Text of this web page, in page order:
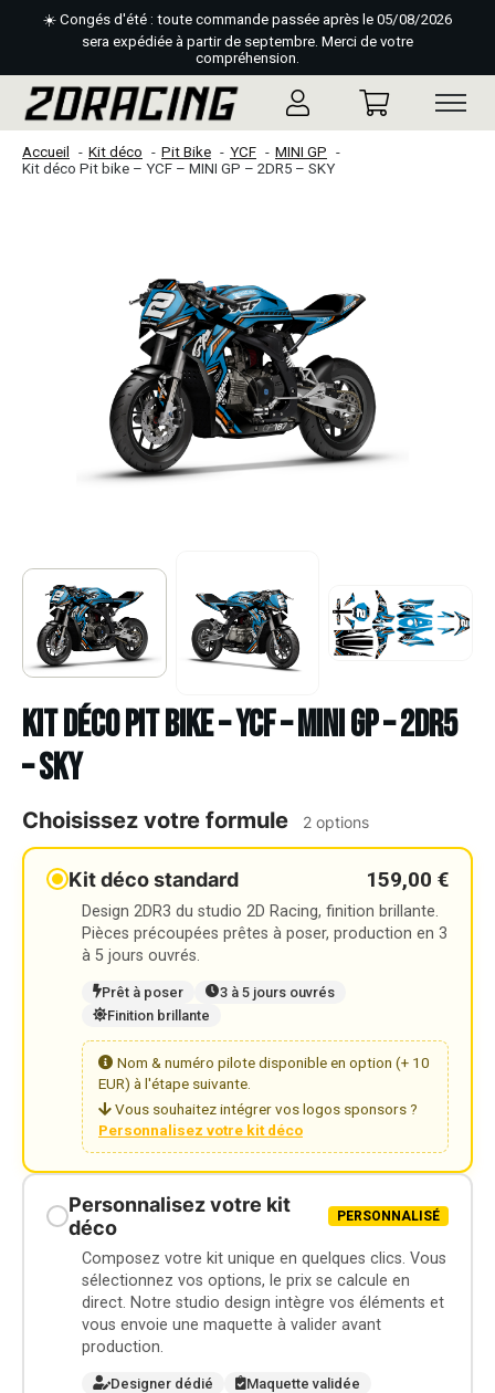
☀️ Congés d'été : toute commande passée après le 05/08/2026
sera expédiée à partir de septembre. Merci de votre
compréhension.
Accueil Kit déco Pit Bike YCF
MINI GP
Kit déco Pit bike – YCF – MINI GP – 2DR5 – SKY
Kit déco Pit bike – YCF – MINI GP – 2DR5
– SKY
Choisissez votre formule 2 options
Kit déco standard 159,00 €
Design 2DR3 du studio 2D Racing, finition brillante.
Pièces précoupées prêtes à poser, production en 3
à 5 jours ouvrés.
Prêt à poser
3 à 5 jours ouvrés
Finition brillante
Nom & numéro pilote disponible en option (+ 10
EUR) à l'étape suivante.
Vous souhaitez intégrer vos logos sponsors ?
Personnalisez votre kit déco
Personnalisez votre kit
déco
PERSONNALISÉ
Composez votre kit unique en quelques clics. Vous
sélectionnez vos options, le prix se calcule en
direct. Notre studio design intègre vos éléments et
vous envoie une maquette à valider avant
production.
Designer dédié
Maquette validée